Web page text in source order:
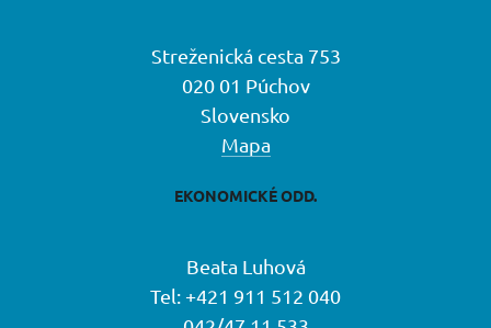
Streženická cesta 753
020 01 Púchov
Slovensko
Mapa
EKONOMICKÉ ODD.
Beata Luhová
Tel: +421 911 512 040